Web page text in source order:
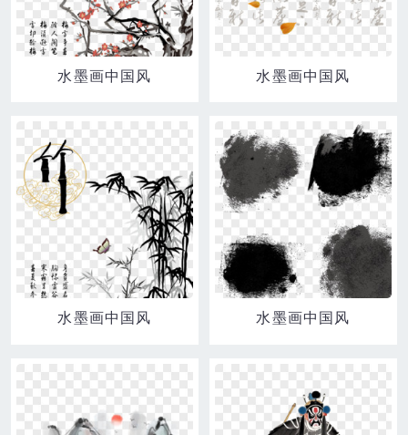
水墨画中国风 水墨画中国风
水墨画中国风 水墨画中国风